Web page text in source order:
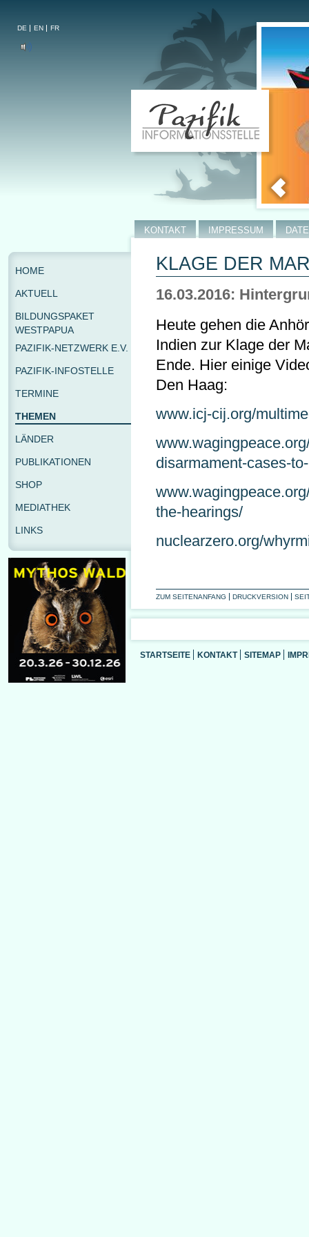
DE EN FR
KLAGE DER
16.03.2016:
Heute gehen die
Indien zur Klage der
Ende. Hier einige
Den Haag:
www.icj-cij.org/
disarmament-cases-
the-hearings/
nuclearzero.org/
ZUM SEITENANFANG DRUCKVERSION
STARTSEITE KONTAKT SITEMAP
KONTAKT IMPRESSUM
HOME
AKTUELL
BILDUNGSPAKET
WESTPAPUA
PAZIFIK-NETZWERK E.V.
PAZIFIK-INFOSTELLE
TERMINE
THEMEN
LÄNDER
PUBLIKATIONEN
SHOP
MEDIATHEK
LINKS